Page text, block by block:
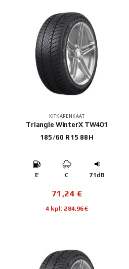
KITKARENKAAT
Triangle WinterX TW401
185/60 R15 88H
E C 71dB
71,24 €
4 kpl: 284,96€